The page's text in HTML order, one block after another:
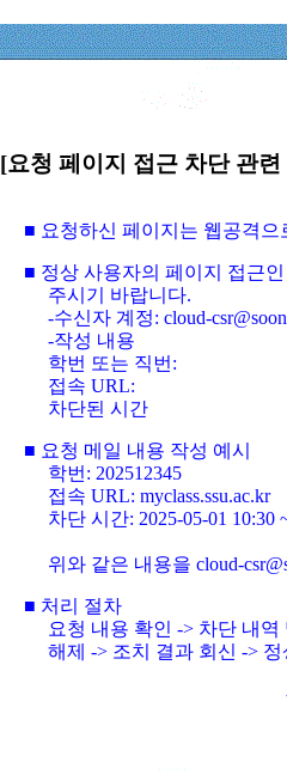
[요청 페이지 접근 차단 관
■ 요청하신 페이지는 웹공격
■ 정상 사용자의 페이지 접근
주시기 바랍니다.
-수신자 계정: cloud-
-작성 내용
학번 또는 직번:
접속 URL:
차단된 시간
■ 요청 메일 내용 작성 예시
학번: 202512345
접속 URL: myclass.ssu.ac.kr
차단 시간: 2025-05-01 10:30
위와 같은 내용을 cloud-
■ 처리 절차
요청 내용 확인 -> 차단 내
해제 -> 조치 결과 회신 ->